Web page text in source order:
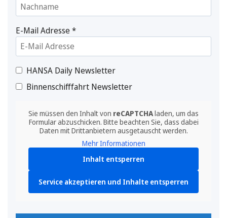
E-Mail Adresse*
HANSA Daily Newsletter
Binnenschifffahrt Newsletter
Sie müssen den Inhalt von reCAPTCHAladen, um das
Formular abzuschicken. Bitte beachten Sie, dass dabei
Daten mit Drittanbietern ausgetauscht werden.
Mehr Informationen
Inhalt entsperren
Service akzeptieren und Inhalte entsperren